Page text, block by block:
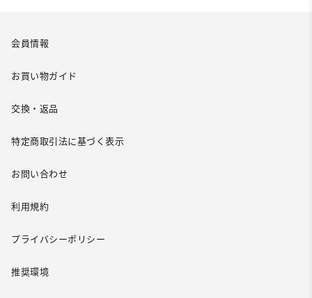
会員情報
お買い物ガイド
交換・返品
特定商取引法に基づく表示
お問い合わせ
利用規約
プライバシーポリシー
推奨環境